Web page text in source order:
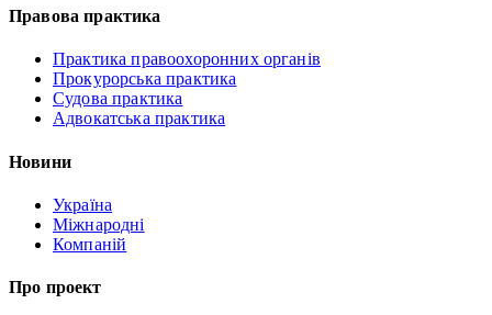
Правова практика
Практика правоохоронних органів
Прокурорська практика
Судова практика
Адвокатська практика
Новини
Україна
Міжнародні
Компаній
Про проект